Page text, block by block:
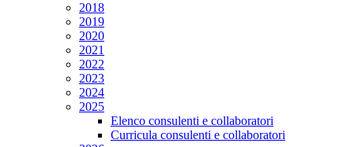
2018
2019
2020
2021
2022
2023
2024
2025
Elenco consulenti e collaboratori
Curricula consulenti e collaboratori